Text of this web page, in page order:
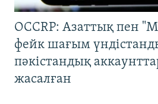
OCCRP: Азаттық пен
фейк шағым
пәкістандық
жасалған